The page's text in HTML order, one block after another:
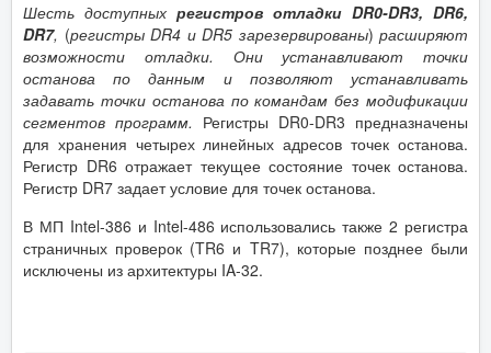
Шесть доступных регистров отладки DR0-DR3, DR6,
DR7, (регистры DR4 и DR5 зарезервированы) расширяют
возможности отладки. Они устанавливают точки
останова по данным и позволяют устанавливать
задавать точки останова по командам без модификации
сегментов программ. Регистры DR0-DR3 предназначены
для хранения четырех линейных адресов точек останова.
Регистр DR6 отражает текущее состояние точек останова.
Регистр DR7 задает условие для точек останова.
В МП Intel-386 и Intel-486 использовались также 2 регистра
страничных проверок (TR6 и TR7), которые позднее были
исключены из архитектуры IA‑32.